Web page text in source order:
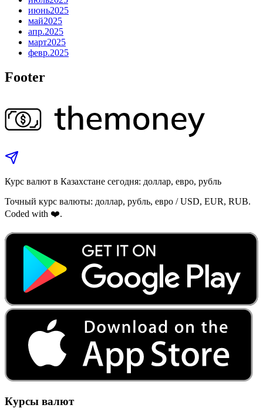
июнь2025
май2025
апр.2025
март2025
февр.2025
Footer
Курс валют в Казахстане сегодня: доллар, евро, рубль
Точный курс валюты: доллар, рубль, евро / USD, EUR, RUB.
Coded with ❤️.
Курсы валют